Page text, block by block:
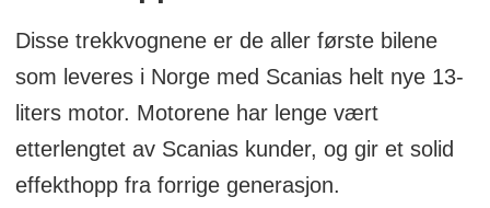
Disse trekkvognene er de aller første bilene
som leveres i Norge med Scanias helt nye 13-
liters motor. Motorene har lenge vært
etterlengtet av Scanias kunder, og gir et solid
effekthopp fra forrige generasjon.